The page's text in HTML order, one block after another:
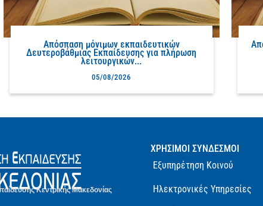
Απόσπαση μόνιμων εκπαιδευτικών
Δευτεροβάθμιας Εκπαίδευσης για πλήρωση
λειτουργικών...
05/08/2026
Κεντρικής Μακεδονίας
ΧΡΗΣΙΜΟΙ ΣΥΝΔΕΣΜΟΙ
Εξυπηρέτηση Κοινού
Ηλεκτρονικές Υπηρεσίες